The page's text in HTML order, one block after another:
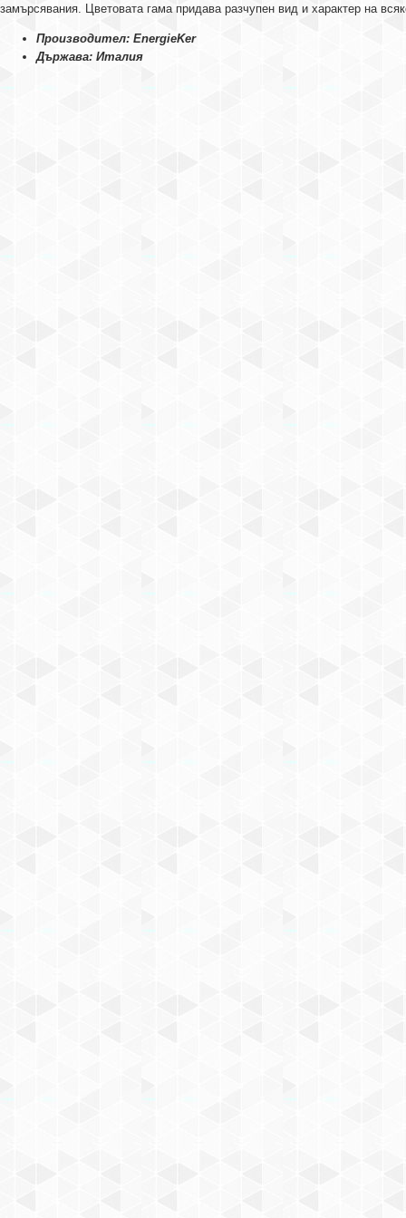
замърсявания. Цветовата гама придава разчупен вид и характер на
Производител: EnergieKer
Държава: Италия